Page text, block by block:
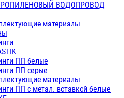
ВОДОПРОВОД
материалы
ПП белые
ПП серые
материалы
ПП с метал. вставкой белые